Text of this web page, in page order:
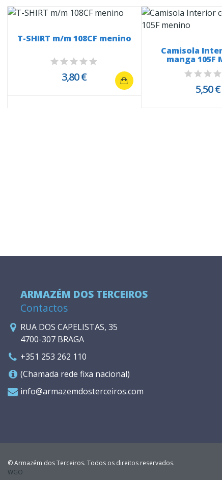
T-SHIRT m/m 108CF menino
3,80 €
Camisola
manga 105F
5,50 €
ARMAZÉM DOS TERCEIROS
Contactos
RUA DOS CAPELISTAS, 35
4700-307 BRAGA
+351 253 262 110
(Chamada rede fixa nacional)
info@armazemdosterceiros.com
© Armazém dos Terceiros. Todos os direitos reservados.
WGO